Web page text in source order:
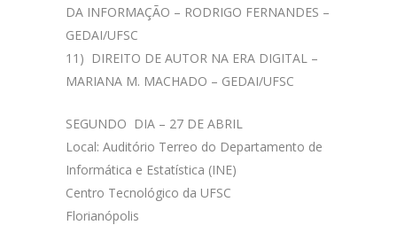
DA INFORMAÇÃO – RODRIGO FERNANDES –
GEDAI/UFSC
11) DIREITO DE AUTOR NA ERA DIGITAL –
MARIANA M. MACHADO – GEDAI/UFSC
SEGUNDO DIA – 27 DE ABRIL
Local: Auditório Terreo do Departamento de
Informática e Estatística (INE)
Centro Tecnológico da UFSC
Florianópolis